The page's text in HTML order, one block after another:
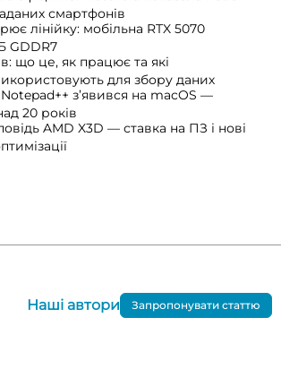
смартфонів
лінійку: мобільна RTX 5070
GDDR7
що це, як працює та які
для збору даних
з’явився на macOS —
20 років
AMD X3D — ставка на ПЗ і нові
Наші автори Запропонувати статтю